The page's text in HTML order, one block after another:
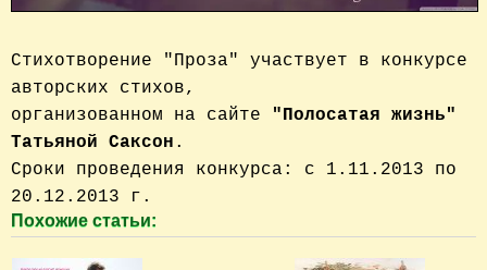
Стихотворение "Проза" участвует в конкурсе
авторских стихов,
организованном на сайте
"Полосатая жизнь"
Татьяной Саксон .
Сроки проведения конкурса: с 1.11.2013 по
20.12.2013 г.
Похожие статьи: